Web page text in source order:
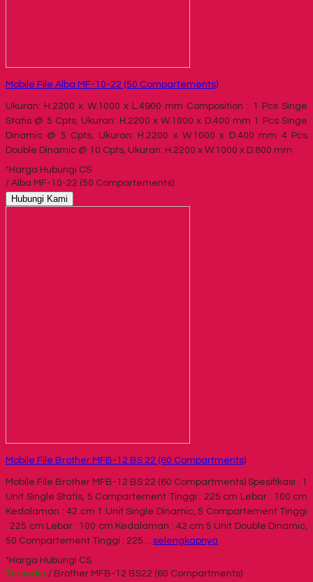
Mobile File Alba MF-10-22 (50 Compartements)
Ukuran: H.2200 x W.1000 x L.4900 mm Composition : 1 Pcs Singe
Statis @ 5 Cpts, Ukuran: H.2200 x W.1000 x D.400 mm 1 Pcs Singe
Dinamic @ 5 Cpts, Ukuran: H.2200 x W.1000 x D.400 mm 4 Pcs
Double Dinamic @ 10 Cpts, Ukuran: H.2200 x W.1000 x D.800 mm
*Harga Hubungi CS
/ Alba MF-10-22 (50 Compartements)
Hubungi Kami
Mobile File Brother MFB-12 BS 22 (60 Compartments)
Mobile File Brother MFB-12 BS 22 (60 Compartments) Spesifikasi : 1
Unit Single Statis, 5 Compartement Tinggi : 225 cm Lebar : 100 cm
Kedalaman : 42 cm 1 Unit Single Dinamic, 5 Compartement Tinggi
: 225 cm Lebar : 100 cm Kedalaman : 42 cm 5 Unit Double Dinamic,
50 Compartement Tinggi : 225… selengkapnya
*Harga Hubungi CS
Tersedia / Brother MFB-12 BS22 (60 Compartments)